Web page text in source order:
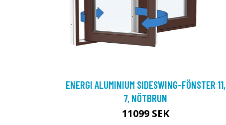
ENERGI ALUMINIUM SIDESWING-FÖNSTER 11,
7, NÖTBRUN
11099 SEK